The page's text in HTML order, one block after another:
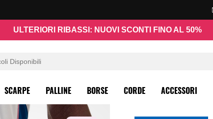
ULTERIORI RIBASSI: NUOVI SCONTI FINO AL 50%
SCARPE PALLINE BORSE CORDE ACCESSORI